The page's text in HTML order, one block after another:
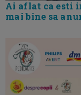
Ai aflat ca esti
mai bine sa